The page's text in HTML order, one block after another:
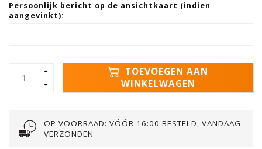
Persoonlijk bericht op de ansichtkaart (indien
aangevinkt):
TOEVOEGEN AAN
WINKELWAGEN
OP VOORRAAD: VÓÓR 16:00 BESTELD, VANDAAG
VERZONDEN